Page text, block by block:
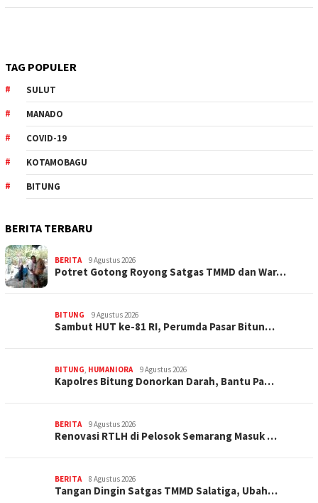
TAG POPULER
SULUT
MANADO
COVID-19
KOTAMOBAGU
BITUNG
BERITA TERBARU
BERITA 9 Agustus 2026
Potret Gotong Royong Satgas TMMD dan War…
BITUNG 9 Agustus 2026
Sambut HUT ke-81 RI, Perumda Pasar Bitun…
BITUNG HUMANIORA 9 Agustus 2026
Kapolres Bitung Donorkan Darah, Bantu Pa…
BERITA 9 Agustus 2026
Renovasi RTLH di Pelosok Semarang Masuk …
BERITA 8 Agustus 2026
Tangan Dingin Satgas TMMD Salatiga, Ubah…